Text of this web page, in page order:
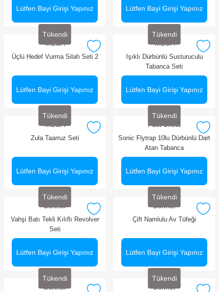
Lütfen Bayi Girişi Yapınız Lütfen Bayi Girişi Yapınız
Tükendi
MEGA
Üçlü Hedef Vurma Silah Seti 2
Lütfen Bayi Girişi Yapınız
Tükendi
MEGA
Işıklı Dürbünlü Susturuculu
Tabanca Seti
Lütfen Bayi Girişi Yapınız
Tükendi
MEGA
Zula Taarruz Seti
Lütfen Bayi Girişi Yapınız
Tükendi
Fast Shots
Sonic Flytrap 10lu Dürbünlü Dart
Atan Tabanca
Lütfen Bayi Girişi Yapınız
Tükendi
Gonher
Vahşi Batı Tekli Kılıflı Revolver
Seti
Lütfen Bayi Girişi Yapınız
Tükendi
Gonher
Çift Namlulu Av Tüfeği
Lütfen Bayi Girişi Yapınız
Tükendi
Gonher
Tükendi
Gonher